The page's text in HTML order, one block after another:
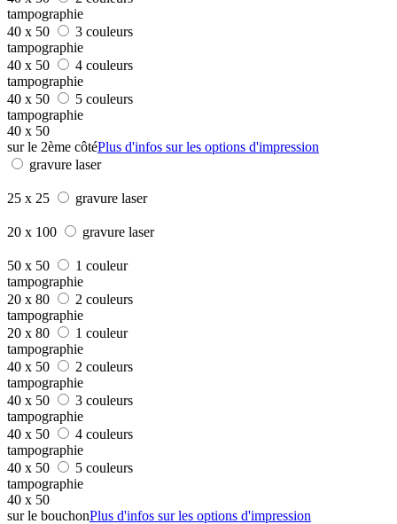
tampographie
40 x 50
3 couleurs
tampographie
40 x 50
4 couleurs
tampographie
40 x 50
5 couleurs
tampographie
40 x 50
sur le 2ème côtéPlus d'infos sur les options d'impression
gravure laser
25 x 25 gravure laser
20 x 100 gravure laser
50 x 50
1 couleur
tampographie
20 x 80
2 couleurs
tampographie
20 x 80
1 couleur
tampographie
40 x 50
2 couleurs
tampographie
40 x 50
3 couleurs
tampographie
40 x 50
4 couleurs
tampographie
40 x 50
5 couleurs
tampographie
40 x 50
sur le bouchonPlus d'infos sur les options d'impression